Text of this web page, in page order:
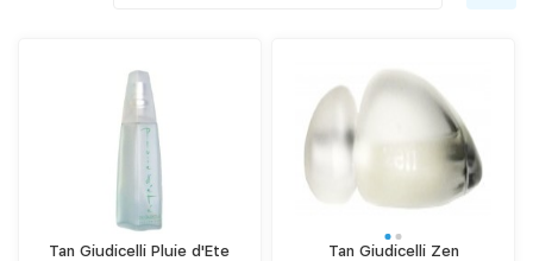
Tan Giudicelli Pluie d'Ete Tan Giudicelli Zen